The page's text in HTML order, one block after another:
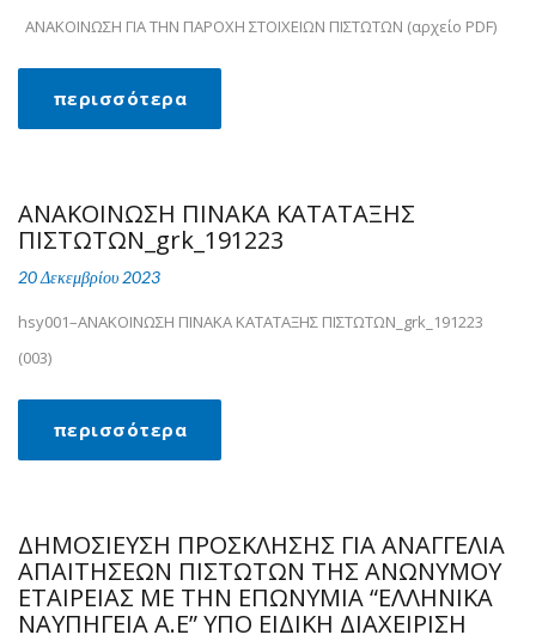
ΑΝΑΚΟΙΝΩΣΗ ΓΙΑ ΤΗΝ ΠΑΡΟΧΗ ΣΤΟΙΧΕΙΩΝ ΠΙΣΤΩΤΩΝ (αρχείο PDF)
περισσότερα
ΑΝΑΚΟΙΝΩΣΗ ΠΙΝΑΚΑ ΚΑΤΑΤΑΞΗΣ
ΠΙΣΤΩΤΩΝ_grk_191223
20 Δεκεμβρίου 2023
hsy001–ΑΝΑΚΟΙΝΩΣΗ ΠΙΝΑΚΑ ΚΑΤΑΤΑΞΗΣ ΠΙΣΤΩΤΩΝ_grk_191223
(003)
περισσότερα
ΔΗΜΟΣΙΕΥΣΗ ΠΡΟΣΚΛΗΣΗΣ ΓΙΑ ΑΝΑΓΓΕΛΙΑ
ΑΠΑΙΤΗΣΕΩΝ ΠΙΣΤΩΤΩΝ ΤΗΣ ΑΝΩΝΥΜΟΥ
ΕΤΑΙΡΕΙΑΣ ΜΕ ΤΗΝ ΕΠΩΝΥΜΙΑ “ΕΛΛΗΝΙΚΑ
ΝΑΥΠΗΓΕΙΑ Α.Ε” ΥΠΟ ΕΙΔΙΚΗ ΔΙΑΧΕΙΡΙΣΗ